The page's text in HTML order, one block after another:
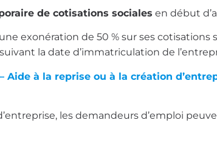
de cotisations sociales en début
exonération de 50 % sur ses cotisations
la date d’immatriculation de
Aide à la reprise ou à la création
les demandeurs d’emploi